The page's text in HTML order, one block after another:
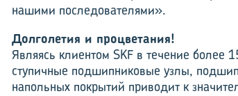
нашими последователями».
Долголетия и процветания!
Являясь клиентом SKF в течение более
ступичные подшипниковые узлы,
напольных покрытий приводит к